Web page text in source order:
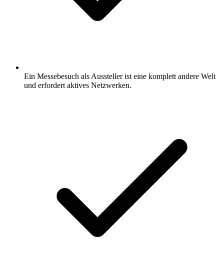
Ein Messebesuch als Aussteller ist eine komplett andere Welt
und erfordert aktives Netzwerken.